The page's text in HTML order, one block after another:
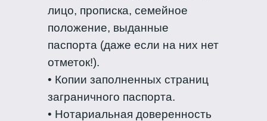
лицо, прописка, семейное
положение, выданные
паспорта (даже если на них нет
отметок!).
• Копии заполненных страниц
заграничного паспорта.
• Нотариальная доверенность